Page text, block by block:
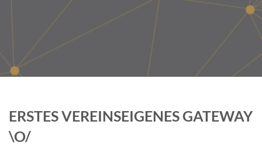
ERSTES VEREINSEIGENES GATEWAY
\O/